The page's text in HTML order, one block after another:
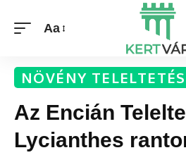
Aa
NÖVÉNY TELELTETÉS
Az Encián
Lycianthes